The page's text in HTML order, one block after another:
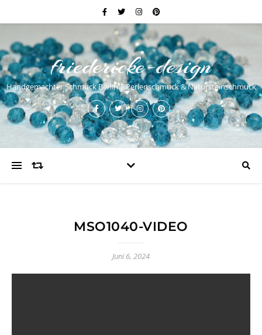
friedericke-design
Handgemachter Schmuck Berlin | Perlenschmuck & Natursteinschmuck
MSO1040-VIDEO
Juni 6, 2024